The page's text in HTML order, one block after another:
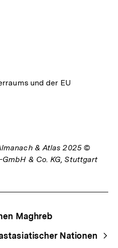
und der EU
& Atlas 2025 ©
& Co. KG, Stuttgart
Maghreb
Nationen